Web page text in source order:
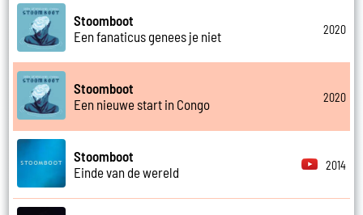
Stoomboot
Een fanaticus genees je niet
2020
Stoomboot
Een nieuwe start in Congo
2020
Stoomboot
Einde van de wereld
2014